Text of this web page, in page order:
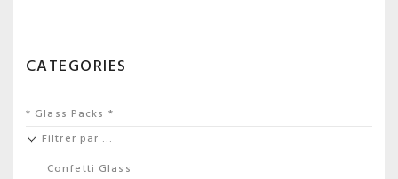
CATEGORIES
* Glass Packs *
Filtrer par …
Confetti Glass